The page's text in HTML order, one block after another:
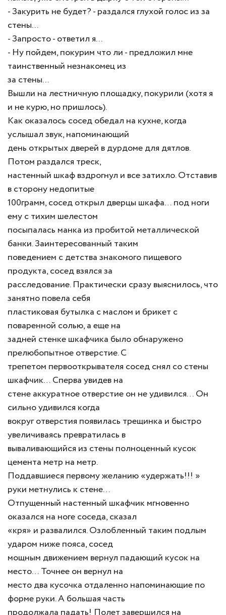
- Закурить не будет? - раздался глухой голос из за
стены...
- Запросто - ответил я...
- Ну пойдем, покурим что ли - предложил мне
таинственный незнакомец из
за стены...
Вышли на лестничную площадку, покурили (хотя я
и не курю, но пришлось).
Как оказалось сосед обедал на кухне, когда
услышал звук, напоминающий
день открытых дверей в дурдоме для дятлов.
Потом раздался треск,
настенный шкаф вздрогнул и все затихло. Отставив
в сторону недопитые
100грамм, сосед открыл дверцы шкафа… под ноги
ему с тихим шелестом
посыпалась манка из пробитой металлической
банки. Заинтересованный таким
поведением с детства знакомого пищевого
продукта, сосед взялся за
расследование. Практически сразу выяснилось, что
занятно повела себя
пластиковая бутылка с маслом и брикет с
поваренной солью, а еще на
задней стенке шкафчика было обнаружено
прелюбопытное отверстие. С
трепетом первооткрывателя сосед снял со стены
шкафчик… Сперва увидев на
стене аккуратное отверстие он не удивился… Он
сильно удивился когда
вокруг отверстия появилась трещинка и быстро
увеличиваясь превратилась в
вываливающийся из стены полноценный кусок
цемента метр на метр.
Поддавшиеся первому желанию «удержать!!! »
руки метнулись к стене…
Отпущенный настенный шкафчик мгновенно
оказался на ноге соседа, сказал
«кря» и развалился. Озлобленный таким подлым
ударом ниже пояса, сосед
мощным движением вернул падающий кусок на
место… Точнее он вернул на
место два кусочка отдаленно напоминающие по
форме руки. А большая часть